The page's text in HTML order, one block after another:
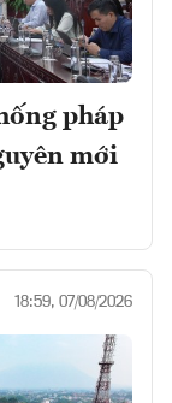
pháp
mới
18:59, 07/08/2026